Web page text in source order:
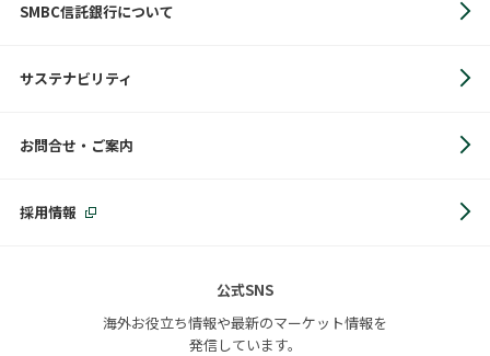
SMBC信託銀行について
サステナビリティ
お問合せ・ご案内
採用情報
公式SNS
海外お役立ち情報や最新のマーケット情報を
発信しています。